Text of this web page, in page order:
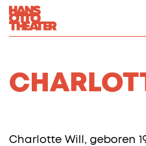
Charlotte Will, geboren